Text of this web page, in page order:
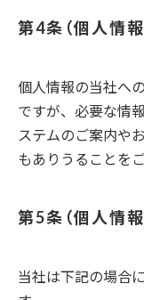
個人情
個人情報の当社へ
ですが、必要な情
ステムのご案内や
もありうることを
個人情
当社は下記の場合